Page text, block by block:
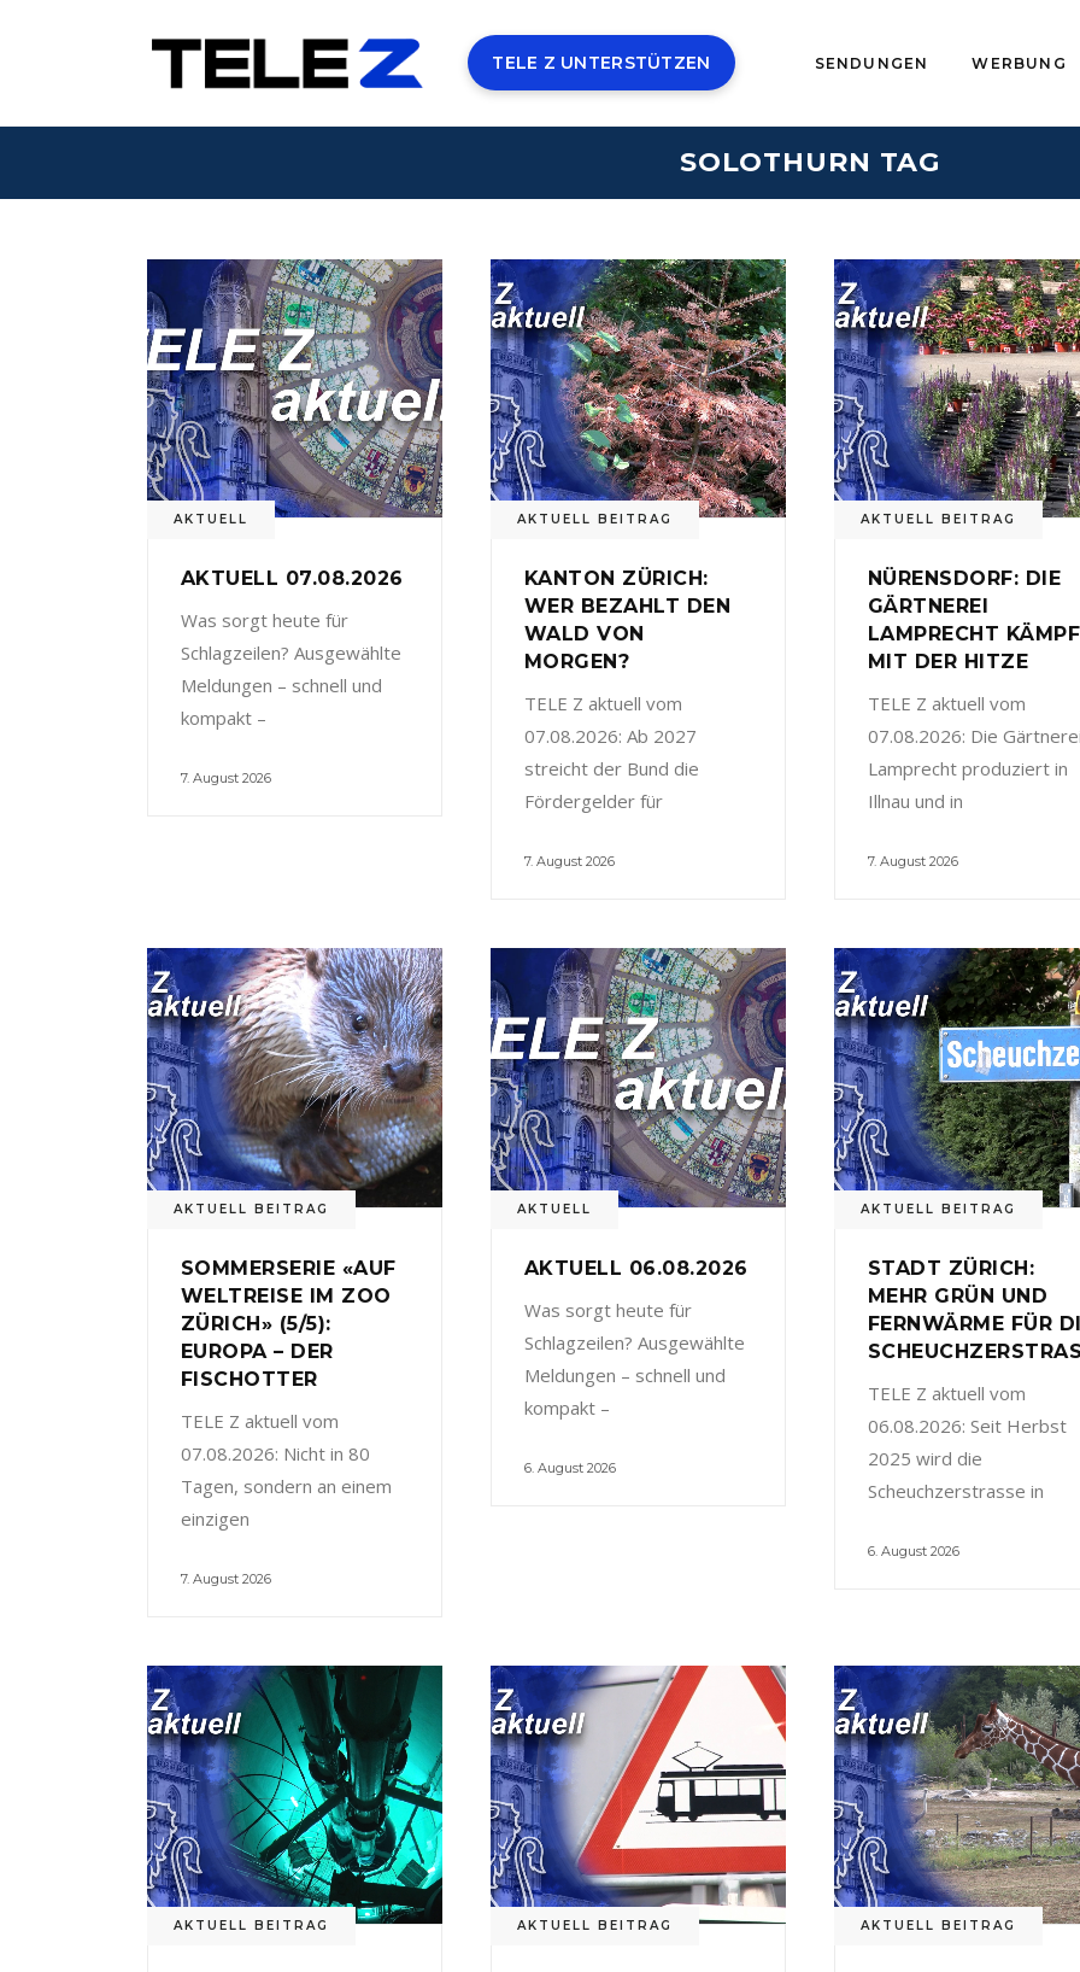
TELE Z UNTERSTÜTZEN SENDUNGEN WERBUNG
SOLOTHURN TAG
AKTUELL
AKTUELL 07.08.2026
Was sorgt heute für
Schlagzeilen? Ausgewählte
Meldungen – schnell und
kompakt –
7. August 2026
AKTUELL BEITRAG
KANTON ZÜRICH:
WER BEZAHLT DEN
WALD VON
MORGEN?
TELE Z aktuell vom
07.08.2026: Ab 2027
streicht der Bund die
Fördergelder für
7. August 2026
AKTUELL BEITRAG
NÜRENSDORF: DIE
GÄRTNEREI
LAMPRECHT
MIT DER HITZE
TELE Z aktuell vom
07.08.2026: Die
Lamprecht produziert in
Illnau und in
7. August 2026
AKTUELL BEITRAG
SOMMERSERIE «AUF
WELTREISE IM ZOO
ZÜRICH» (5/5):
EUROPA – DER
FISCHOTTER
TELE Z aktuell vom
07.08.2026: Nicht in 80
Tagen, sondern an einem
einzigen
7. August 2026
AKTUELL
AKTUELL 06.08.2026
Was sorgt heute für
Schlagzeilen? Ausgewählte
Meldungen – schnell und
kompakt –
6. August 2026
AKTUELL BEITRAG
STADT ZÜRICH:
MEHR GRÜN UND
FERNWÄRME FÜR
TELE Z aktuell vom
06.08.2026: Seit Herbst
2025 wird die
Scheuchzerstrasse in
6. August 2026
AKTUELL BEITRAG AKTUELL BEITRAG AKTUELL BEITRAG